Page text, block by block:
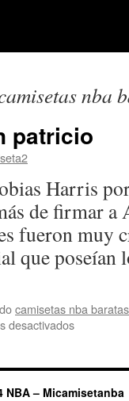
nba
patricio
Harris
de firmar
fueron muy
que poseían
camisetas nba baratas
desactivadosen
san
patricio
NBA – Micamisetanba